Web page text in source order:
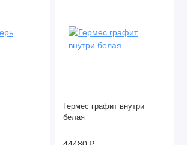
Гермес графит внутри
белая